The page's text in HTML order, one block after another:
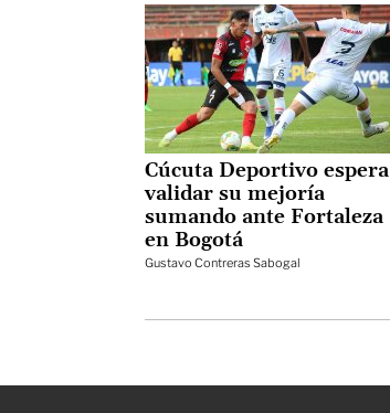
Cúcuta Deportivo espera
validar su mejoría
sumando ante Fortaleza
en Bogotá
Gustavo Contreras Sabogal